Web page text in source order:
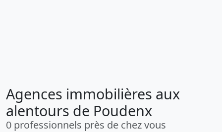
Agences immobilières aux
alentours de Poudenx
0 professionnels près de chez vous